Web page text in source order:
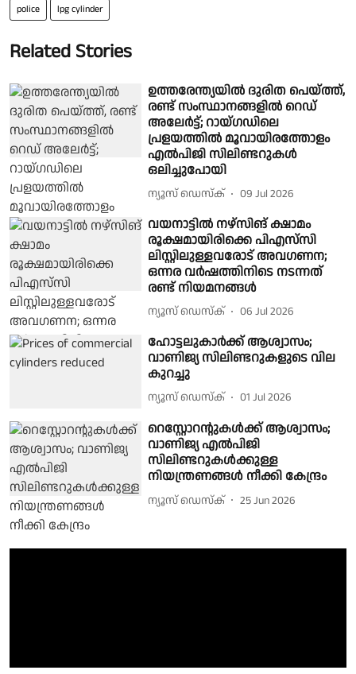
police lpg cylinder
Related Stories
ഉത്തരേന്ത്യയിൽ ദുരിത പെയ്ത്ത്,
രണ്ട് സംസ്ഥാനങ്ങളിൽ റെഡ്
അലേർട്ട്; റായ്ഗഡിലെ
പ്രളയത്തിൽ മൂവായിരത്തോളം
എൽപിജി സിലിണ്ടറുകൾ
ഒലിച്ചുപോയി
ന്യൂസ് ഡെസ്ക് 09 Jul 2026
വയനാട്ടില്‍ നഴ്‌സിങ് ക്ഷാമം
രൂക്ഷമായിരിക്കെ പിഎസ്‌സി
ലിസ്റ്റിലുള്ളവരോട് അവഗണന;
ഒന്നര വര്‍ഷത്തിനിടെ നടന്നത്
രണ്ട് നിയമനങ്ങള്‍
ന്യൂസ് ഡെസ്ക് 06 Jul 2026
ഹോട്ടലുകാർക്ക് ആശ്വാസം;
വാണിജ്യ സിലിണ്ടറുകളുടെ വില
കുറച്ചു
ന്യൂസ് ഡെസ്ക് 01 Jul 2026
റെസ്റ്റോറൻ്റുകൾക്ക് ആശ്വാസം;
വാണിജ്യ എൽപിജി
സിലിണ്ടറുകൾക്കുള്ള
നിയന്ത്രണങ്ങൾ നീക്കി കേന്ദ്രം
ന്യൂസ് ഡെസ്ക് 25 Jun 2026